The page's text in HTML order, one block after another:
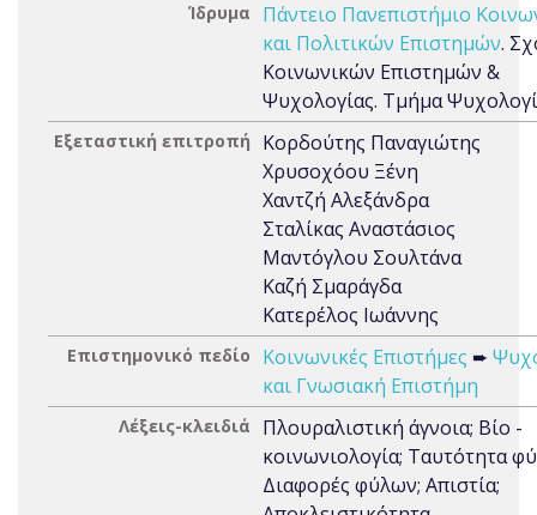
Ίδρυμα
Πάντειο Πανεπιστήμιο
και Πολιτικών Επιστημών.
Κοινωνικών Επιστημών &
Ψυχολογίας. Τμήμα
Εξεταστική επιτροπή
Κορδούτης Παναγιώτης
Χρυσοχόου Ξένη
Χαντζή Αλεξάνδρα
Σταλίκας Αναστάσιος
Μαντόγλου Σουλτάνα
Καζή Σμαράγδα
Κατερέλος Ιωάννης
Επιστημονικό πεδίο Κοινωνικές Επιστήμες ➨
και Γνωσιακή Επιστήμη
Λέξεις-κλειδιά
Πλουραλιστική άγνοια; Βίο -
κοινωνιολογία; Ταυτότητα
Διαφορές φύλων; Απιστία;